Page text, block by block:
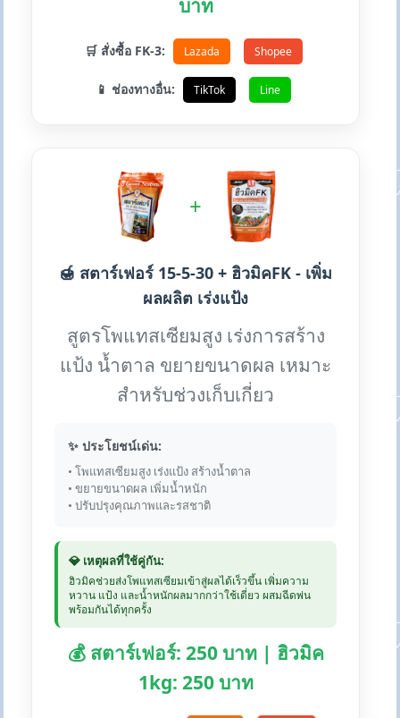
บาท
🛒 สั่งซื้อ FK-3: Lazada Shopee
📱 ช่องทางอื่น: TikTok Line
+
🍯 สตาร์เฟอร์ 15-5-30 + ฮิวมิคFK - เพิ่ม
ผลผลิต เร่งแป้ง
สูตรโพแทสเซียมสูง เร่งการสร้าง
แป้ง น้ำตาล ขยายขนาดผล เหมาะ
สำหรับช่วงเก็บเกี่ยว
✨ ประโยชน์เด่น:
• โพแทสเซียมสูง เร่งแป้ง สร้างน้ำตาล
• ขยายขนาดผล เพิ่มน้ำหนัก
• ปรับปรุงคุณภาพและรสชาติ
💎 เหตุผลที่ใช้คู่กัน:
ฮิวมิคช่วยส่งโพแทสเซียมเข้าสู่ผลได้เร็วขึ้น เพิ่มความ
หวาน แป้ง และน้ำหนักผลมากกว่าใช้เดี่ยว ผสมฉีดพ่น
พร้อมกันได้ทุกครั้ง
💰 สตาร์เฟอร์: 250 บาท | ฮิวมิค
1kg: 250 บาท